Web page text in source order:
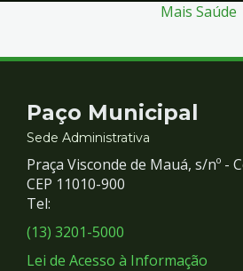
Mais Saúde
Contato
e
Redes
Sociais
Paço Municipal
Sede Administrativa
Praça Visconde de Mauá, s/nº -
CEP 11010-900
Tel:
(13) 3201-5000
Lei de Acesso à Informação